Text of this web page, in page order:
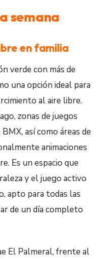
semana
en familia
verde con más de
una opción ideal para
al aire libre.
zonas de juegos
así como áreas de
animaciones
Es un espacio que
y el juego activo
apto para todas las
de un día completo
El Palmeral, frente al